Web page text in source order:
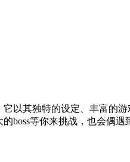
以其独特的设定、丰富的
boss等你来挑战，也会偶遇